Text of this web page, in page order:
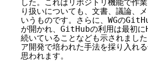
した。これはリポジトリ機能で作
り扱いについても、文書、議論、
いうものです。さらに、WG
が開かれ、GitHubの利用は最初に
続いていることなども示されまし
ア開発で培われた手法を採り入れ
思われます。